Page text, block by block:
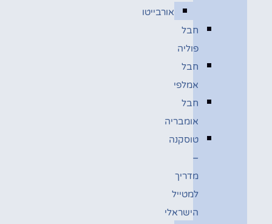
אורבייטו
חבל
פוליה
חבל
אמלפי
חבל
אומבריה
טוסקנה
–
מדריך
למטייל
הישראלי